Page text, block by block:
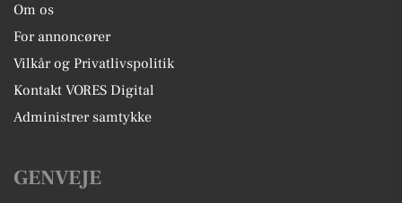
Om os
For annoncører
Vilkår og Privatlivspolitik
Kontakt VORES Digital
Administrer samtykke
GENVEJE